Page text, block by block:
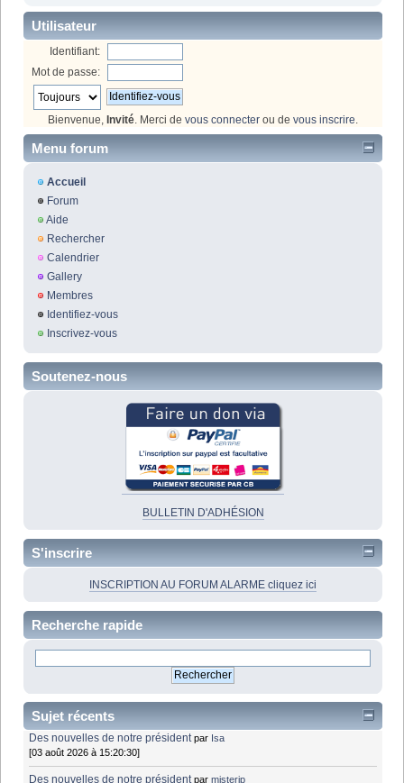
Utilisateur
Identifiant:
Mot de passe:
Bienvenue, Invité . Merci de vous connecter ou de vous inscrire
Menu forum
Accueil
Forum
Aide
Rechercher
Calendrier
Gallery
Membres
Identifiez-vous
Inscrivez-vous
Soutenez-nous
BULLETIN D'ADHÉSION
S'inscrire
INSCRIPTION AU FORUM ALARME cliquez ici
Recherche rapide
Sujet récents
Des nouvelles de notre président par Isa
[03 août 2026 à 15:20:30]
Des nouvelles de notre président parmisterjp